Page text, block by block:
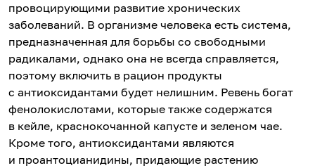
провоцирующими развитие хронических
заболеваний. В организме человека есть система,
предназначенная для борьбы со свободными
радикалами, однако она не всегда справляется,
поэтому включить в рацион продукты
с антиоксидантами будет нелишним. Ревень богат
фенолокислотами, которые также содержатся
в кейле, краснокочанной капусте и зеленом чае.
Кроме того, антиоксидантами являются
и проантоцианидины, придающие растению